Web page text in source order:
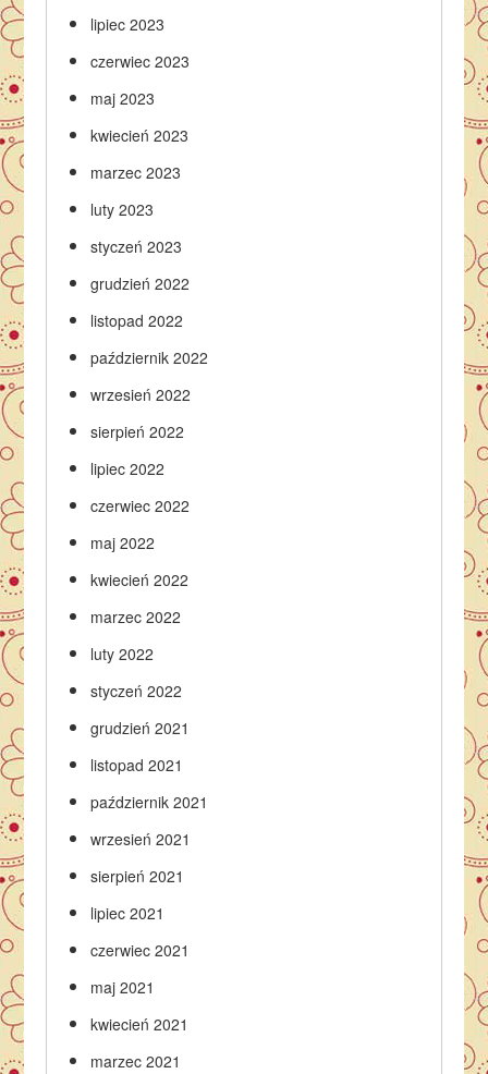
lipiec 2023
czerwiec 2023
maj 2023
kwiecień 2023
marzec 2023
luty 2023
styczeń 2023
grudzień 2022
listopad 2022
październik 2022
wrzesień 2022
sierpień 2022
lipiec 2022
czerwiec 2022
maj 2022
kwiecień 2022
marzec 2022
luty 2022
styczeń 2022
grudzień 2021
listopad 2021
październik 2021
wrzesień 2021
sierpień 2021
lipiec 2021
czerwiec 2021
maj 2021
kwiecień 2021
marzec 2021